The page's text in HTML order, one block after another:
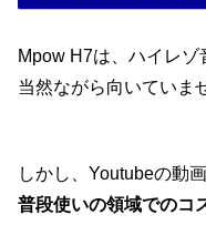
Mpow H7は、ハイレ
当然ながら向いていま
しかし、Youtubeの動
普段使いの領域でのコ